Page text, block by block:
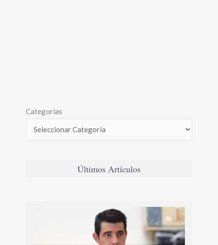
Categorías
Últimos Artículos